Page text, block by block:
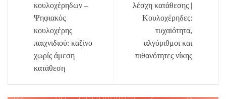
κουλοχέρηδων –
Ψηφιακός
κουλοχέρης
παιχνιδιού: καζίνο
χωρίς άμεση
κατάθεση
λέσχη κατάθεσης |
Κουλοχέρηδες:
τυχαιότητα,
αλγόριθμοι και
πιθανότητες νίκης